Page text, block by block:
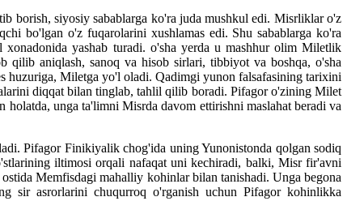
borish, siyosiy sabablarga ko'ra juda mushkul edi. Misrliklar o'z
bo'lgan o'z fuqarolarini xushlamas edi. Shu sabablarga ko'ra
yashab turadi. o'sha yerda u mashhur olim Miletlik
aniqlash, sanoq va hisob sirlari, tibbiyot va boshqa, o'sha
huzuriga, Miletga yo'l oladi. Qadimgi yunon falsafasining tarixini
diqqat bilan tinglab, tahlil qilib boradi. Pifagor o'zining Milet
unga ta'limni Misrda davom ettirishni maslahat beradi va
Pifagor Finikiyalik chog'ida uning Yunonistonda qolgan sodiq
iltimosi orqali nafaqat uni kechiradi, balki, Misr fir'avni
Memfisdagi mahalliy kohinlar bilan tanishadi. Unga begona
sir asrorlarini chuqurroq o'rganish uchun Pifagor kohinlikka